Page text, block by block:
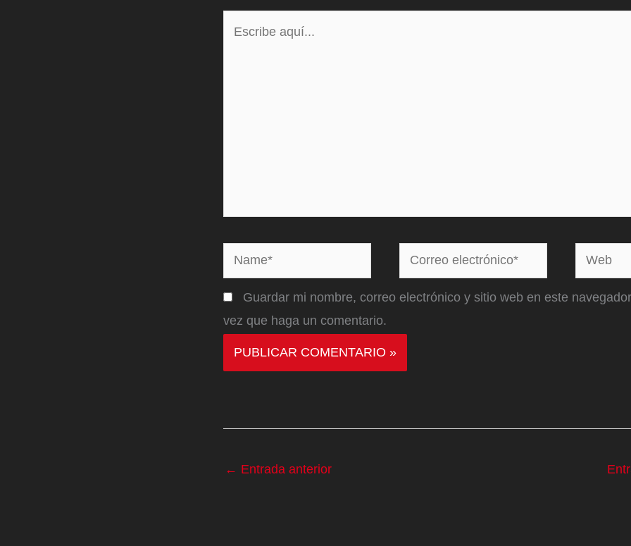
Name*
Correo
electrónico*
Web
Guardar mi nombre, correo electrónico y sitio web en este
vez que haga un comentario.
← Entrada anterior